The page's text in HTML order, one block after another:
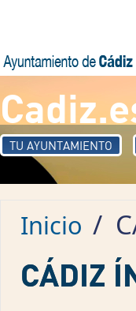
TU AYUNTAMIENTO
Inicio /
CÁDIZ